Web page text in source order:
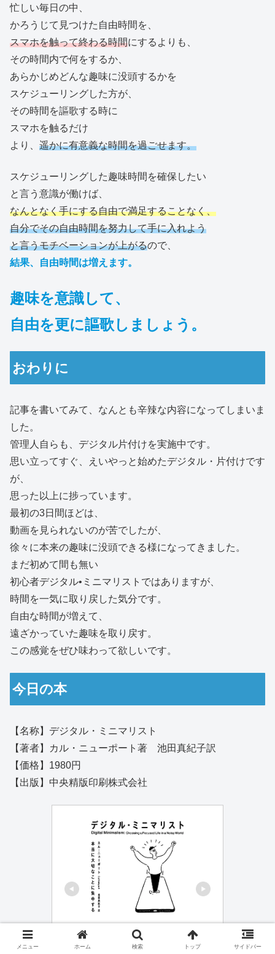
忙しい毎日の中、
かろうじて見つけた自由時間を、
スマホを触って終わる時間にするよりも、
その時間内で何をするか、
あらかじめどんな趣味に没頭するかを
スケジューリングした方が、
その時間を謳歌する時に
スマホを触るだけ
より、 遥かに有意義な時間を過ごせます。
スケジューリングした趣味時間を確保したい
と言う意識が働けば、
なんとなく手にする自由で満足することなく、
自分でその自由時間を努力して手に入れよう
と言うモチベーションが上がるので、
結果、自由時間は増えます。
趣味を意識して、
自由を更に謳歌しましょう。
おわりに
記事を書いてみて、なんとも辛辣な内容になってしまいま
した。
管理人自らも、デジタル片付けを実施中です。
思い立ってすぐ、えいやっと始めたデジタル・片付けです
が、
思った以上に捗っています。
最初の3日間ほどは、
動画を見られないのが苦でしたが、
徐々に本来の趣味に没頭できる様になってきました。
まだ初めて間も無い
初心者デジタル•ミニマリストではありますが、
時間を一気に取り戻した気分です。
自由な時間が増えて、
遠ざかっていた趣味を取り戻す。
この感覚をぜひ味わって欲しいです。
今日の本
【名称】デジタル・ミニマリスト
【著者】カル・ニューポート著 池田真紀子訳
【価格】1980円
【出版】中央精版印刷株式会社
メニュー ホーム 検索 トップ サイドバー